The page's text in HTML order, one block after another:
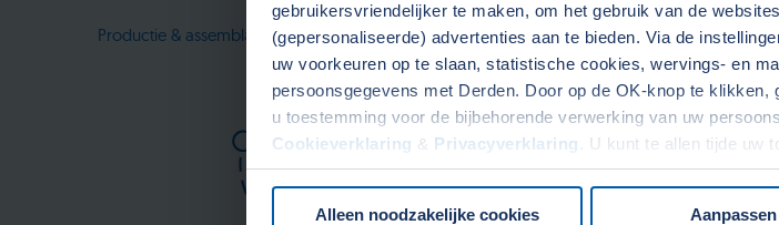
gebruikersvriendelijker te maken, om het gebruik van de
(gepersonaliseerde) advertenties aan te bieden. Via de
uw voorkeuren op te slaan, statistische cookies, wervings- en
persoonsgegevens met Derden. Door op de OK-knop te
u toestemming voor de bijbehorende verwerking van uw
Cookieverklaring & Privacyverklaring . U kunt te allen tijde uw
onze website.
Alleen noodzakelijke cookies Aanpassen
Productie & assemblage Digital Services